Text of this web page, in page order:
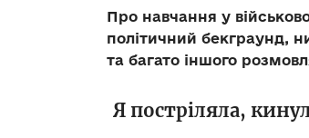
Про навчання у
політичний бекграунд,
та багато іншого
Я постріляла,